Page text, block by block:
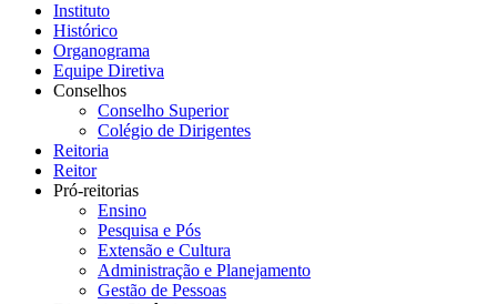
Instituto
Histórico
Organograma
Equipe Diretiva
Conselhos
Conselho Superior
Colégio de Dirigentes
Reitoria
Reitor
Pró-reitorias
Ensino
Pesquisa e Pós
Extensão e Cultura
Administração e Planejamento
Gestão de Pessoas